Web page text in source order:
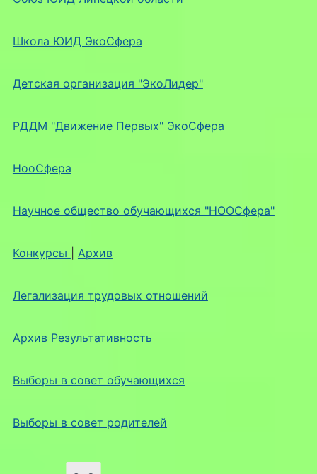
Школа ЮИД ЭкоСфера
Детская организация "ЭкоЛидер"
РДДМ "Движение Первых" ЭкоСфера
НооСфера
Научное общество обучающихся "НООСфера"
Конкурсы Архив
Легализация трудовых отношений
Архив Результативность
Выборы в совет обучающихся
Выборы в совет родителей